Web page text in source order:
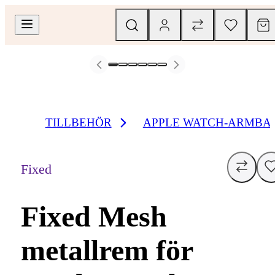
TILLBEHÖR APPLE WATCH-
Fixed
Fixed Mesh
metallrem för